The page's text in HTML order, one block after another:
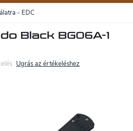
- EDC
Black BG06A-1
Ugrás az értékeléshez